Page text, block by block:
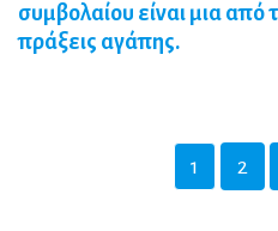
συμβολαίου είναι μια από
πράξεις αγάπης.
1 2